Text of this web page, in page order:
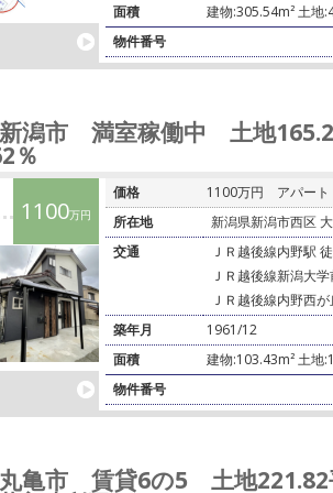
面積 建物:305.54m² 土地
物件番号
潟市 満室稼働中 土地
％
1100万円
価格 1100万円 アパート
所在地
新潟県新潟市西区
交通
ＪＲ越後線内野駅
ＪＲ越後線新潟大
ＪＲ越後線内野西
築年月
1961/12
面積
建物:103.43m² 土地
物件番号
亀市 賃貸6の5 土地